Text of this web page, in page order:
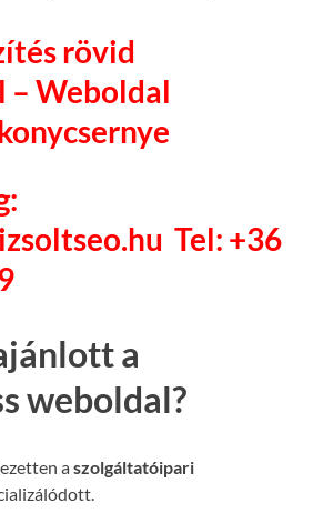
rövid
Weboldal
Tel: +36
a
weboldal?
aszolgáltatóipari